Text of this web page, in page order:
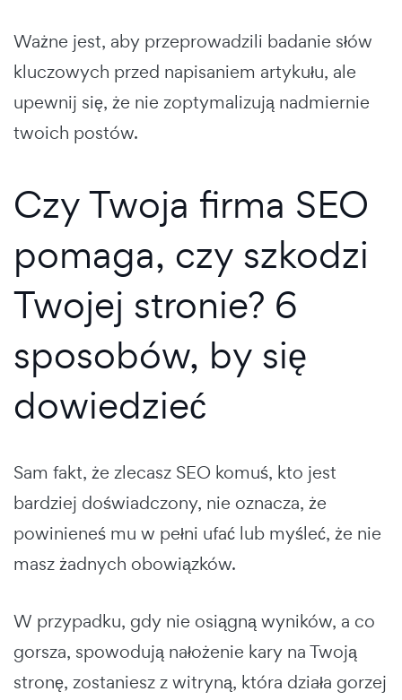
Ważne jest, aby przeprowadzili badanie słów
kluczowych przed napisaniem artykułu, ale
upewnij się, że nie zoptymalizują nadmiernie
twoich postów.
Czy Twoja firma SEO
pomaga, czy szkodzi
Twojej stronie? 6
sposobów, by się
dowiedzieć
Sam fakt, że zlecasz SEO komuś, kto jest
bardziej doświadczony, nie oznacza, że
powinieneś mu w pełni ufać lub myśleć, że nie
masz żadnych obowiązków.
W przypadku, gdy nie osiągną wyników, a co
gorsza, spowodują nałożenie kary na Twoją
stronę, zostaniesz z witryną, która działa gorzej